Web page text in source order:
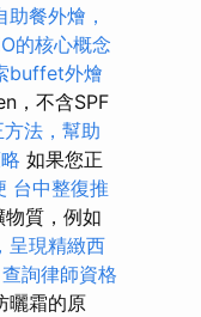
助餐外燴，
的核心概念
buffet外燴
，不含SPF
法，幫助
如果您正
台中整復推
質，例如
呈現精緻西
詢律師資格
曬霜的原